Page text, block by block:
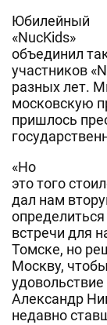
Юбилейный
«NucKids»
объединил
участников
разных лет.
московскую
пришлось
«Но
это того
дал нам
встречи для
Томске, но
Москву,
удовольствие
Александр
недавно